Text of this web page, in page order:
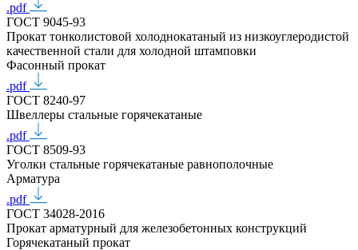
.pdf
ГОСТ 9045-93
Прокат тонколистовой холоднокатаный из низкоуглеродистой
качественной стали для холодной штамповки
Фасонный прокат
.pdf
ГОСТ 8240-97
Швеллеры стальные горячекатаные
.pdf
ГОСТ 8509-93
Уголки стальные горячекатаные равнополочные
Арматура
.pdf
ГОСТ 34028-2016
Прокат арматурный для железобетонных конструкций
Горячекатаный прокат